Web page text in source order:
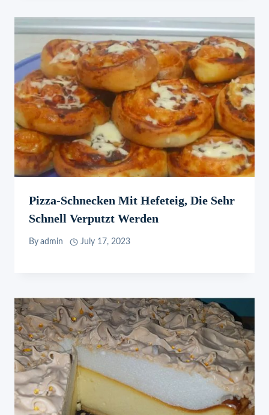
Pizza-Schnecken Mit Hefeteig, Die Sehr
Schnell Verputzt Werden
By admin July 17, 2023